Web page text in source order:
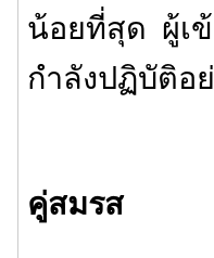
น้อยที่สุด ผู้เข้
กำลังปฏิบัติอ
คู่สมรส